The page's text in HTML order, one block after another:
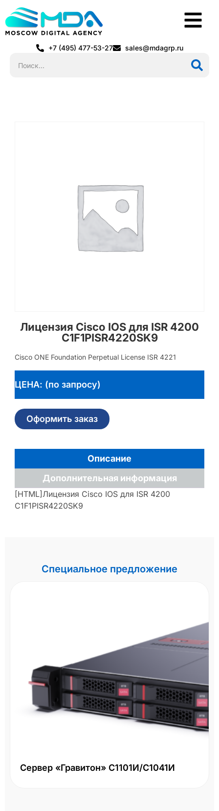
+7 (495) 477-53-27 sales@mdagrp.ru
Лицензия Cisco IOS для ISR 4200
C1F1PISR4220SK9
Cisco ONE Foundation Perpetual License ISR 4221
ЦЕНА: (по запросу)
Оформить заказ
Описание
Дополнительная информация
[HTML]Лицензия Cisco IOS для ISR 4200
C1F1PISR4220SK9
Специальное предложение
Сервер «Гравитон» С1101И/С1041И